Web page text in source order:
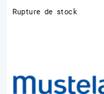
Rupture de stock